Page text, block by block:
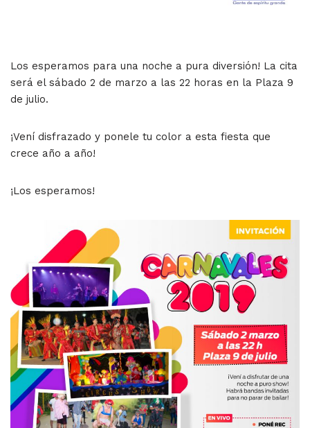
Los esperamos para una noche a pura diversión! La cita
será el sábado 2 de marzo a las 22 horas en la Plaza 9
de julio.
¡Vení disfrazado y ponele tu color a esta fiesta que
crece año a año!
¡Los esperamos!